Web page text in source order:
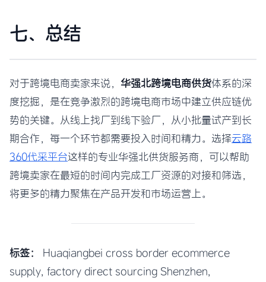
七、总结
对于跨境电商卖家来说， 华强北跨境电商供货体系的深
度挖掘，是在竞争激烈的跨境电商市场中建立供应链优
势的关键。从线上找厂到线下验厂，从小批量试产到长
期合作，每一个环节都需要投入时间和精力。选择云路
360代采平台这样的专业华强北供货服务商，可以帮助
跨境卖家在最短的时间内完成工厂资源的对接和筛选，
将更多的精力聚焦在产品开发和市场运营上。
标签：
Huaqiangbei cross border ecommerce
supply, factory direct sourcing Shenzhen,